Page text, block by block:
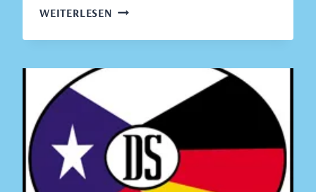
WEITERLESENLESUNG
DER
DEL
VERBO
DIVINO,
ÁNGELES,